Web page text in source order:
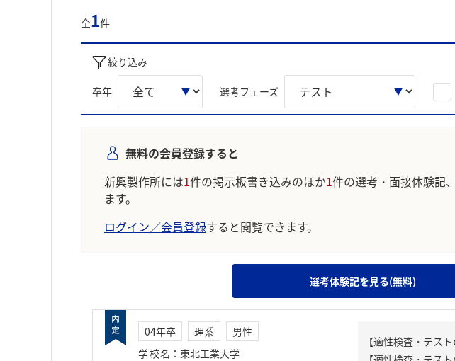
全1件
絞り込み
卒年 選考フェーズ
無料の会員登録すると
新興製作所には1件の掲示板書き込みのほか1件の選考・面接体験記、
ます。
ログイン／会員登録すると閲覧できます。
選考体験記を見る(無料)
04年卒 理系
男性
学校名 ： 東北工業大学